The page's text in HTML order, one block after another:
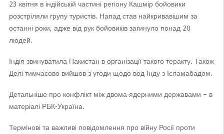
23 квітня в індійській частині регіону Кашмір бойовики
розстріляли групу туристів. Напад став найкривавішим за
останні роки, адже від рук бойовиків загинуло понад 20
людей.
Індія звинуватила Пакистан в організації такого теракту. Також
Делі тимчасово вийшов з угоди щодо вод Інду з Ісламабадом.
Детальніше про конфлікт між двома ядерними державами – в
матеріалі РБК-Україна.
Термінові та важливі повідомлення про війну Росії проти